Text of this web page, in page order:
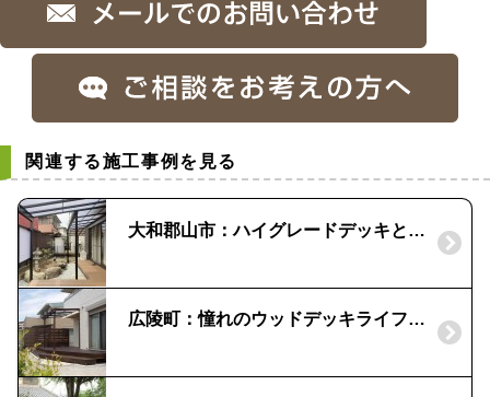
関連する施工事例を見る
大和郡山市：ハイグレードデッキと出幅違いのテラスで快適空間
広陵町：憧れのウッドデッキライフ｜天然木材のマクセラムデッキ（越井木材）